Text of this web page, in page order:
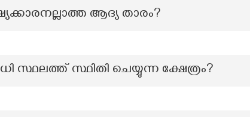
ആദ്യ താരം?
സ്ഥലത്ത് സ്ഥിതി ചെയ്യുന്ന ക്ഷേത്രം?